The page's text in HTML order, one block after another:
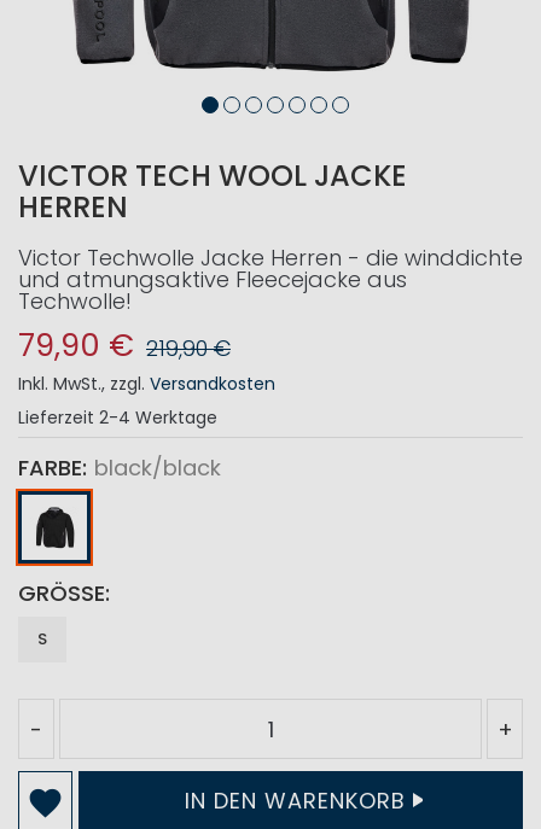
VICTOR TECH WOOL JACKE
HERREN
Victor Techwolle Jacke Herren - die winddichte
und atmungsaktive Fleecejacke aus
Techwolle!
79,90 € 219,90 €
Inkl. MwSt., zzgl. Versandkosten
Lieferzeit 2-4 Werktage
FARBE black/black
GRÖSSE
S
- +
IN DEN WARENKORB